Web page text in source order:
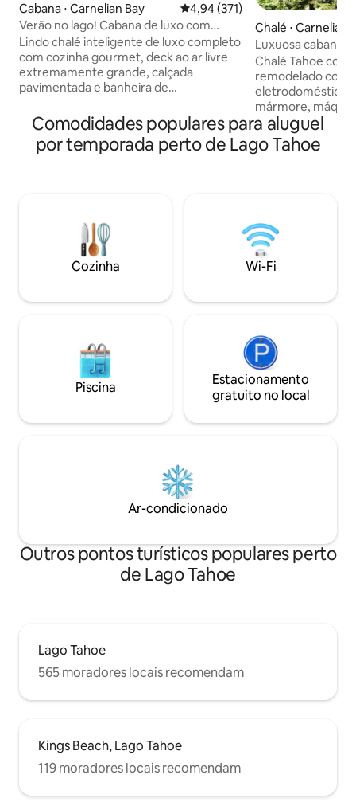
Cabana ⋅ Carnelian Bay 4,94 de uma avaliação média de
4,94 (371)
Verão no lago! Cabana de luxo com
banheira de hidromassagem!
Lindo chalé inteligente de luxo completo
com cozinha gourmet, deck ao ar livre
extremamente grande, calçada
pavimentada e banheira de
som surround, mobiliário bonito e vista
para o lago fazem desta cabana uma
verdadeira joia de Tahoe! Quarto queen
animais de estimação estão limitados a
um cão de 30 libras ou menos. PROIBIDO
FUMAR DE QUALQUER TIPO. Não
oferecemos check-ins antecipados ou
Chalé ⋅ Carnelian
Luxuosa cabana
vista para o lago
Chalé Tahoe
remodelado com
eletrodomésticos
mármore,
cooktop a gás. Banheiro recém-
reformado com
no piso. Escapada perfeita para dois
deslumbrante para o
perfeitamente
Bay: 5 minutos
Tahoe e 2 minutos
Northstar. Estacionamento privativo
Comodidades populares para aluguel
por temporada perto de Lago Tahoe
Cozinha Wi-Fi
Piscina
Estacionamento
gratuito no local
Ar-condicionado
Outros pontos turísticos populares perto
de Lago Tahoe
Lago Tahoe
565 moradores locais recomendam
Kings Beach, Lago Tahoe
119 moradores locais recomendam